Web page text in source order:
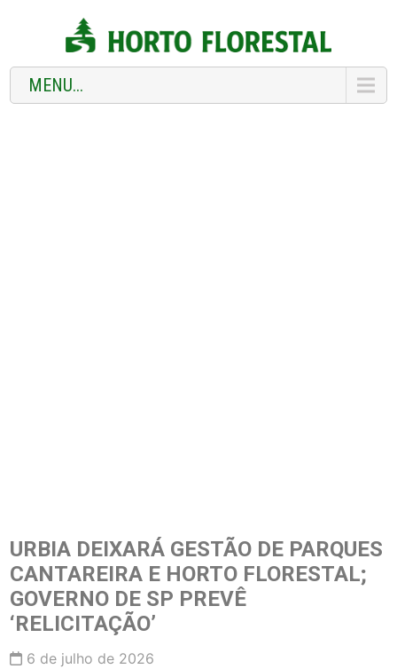
MENU...
URBIA DEIXARÁ GESTÃO DE PARQUES
CANTAREIRA E HORTO FLORESTAL;
GOVERNO DE SP PREVÊ
‘RELICITAÇÃO’
6 de julho de 2026